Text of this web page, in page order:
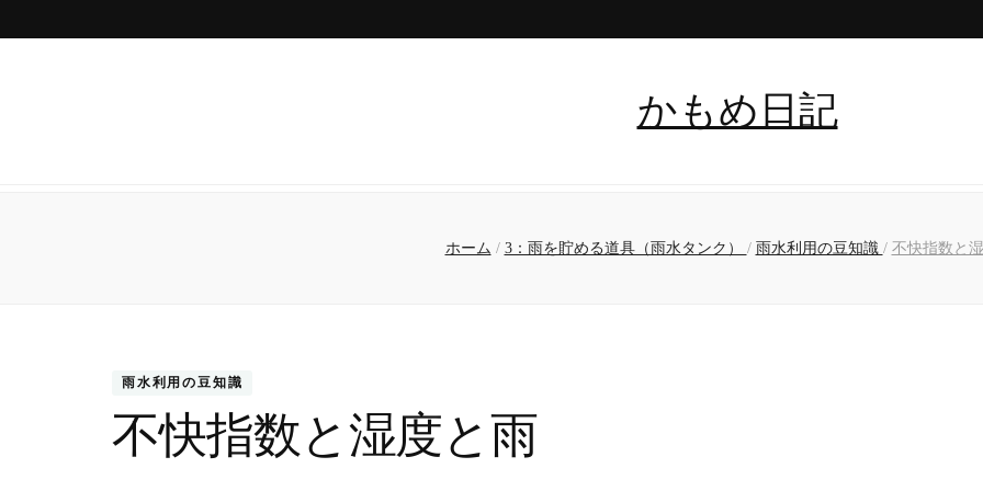
かもめ日記
ホーム / 3：雨を貯める道具（雨水タンク） / 雨水利用の豆知識 / 不快指数と
雨水利用の豆知識
不快指数と湿度と雨